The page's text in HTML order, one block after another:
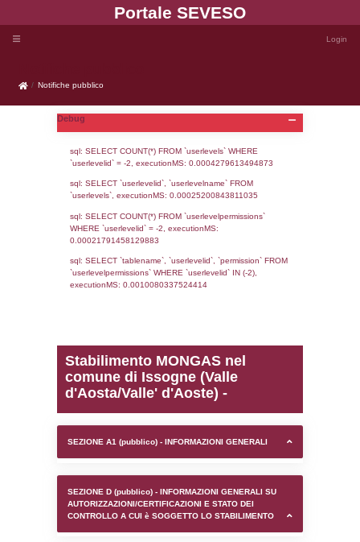
Portale
Notifiche pubblico
Notifiche pubblico
Debug
sql: SELECT COUNT(*) FROM `userlevels`
sql: SELECT `userlevelid`, `userlevelname`
0.00021791458129883
sql: SELECT `tablename`, `userlevelid`,
executionMS: 0.0010080337524414